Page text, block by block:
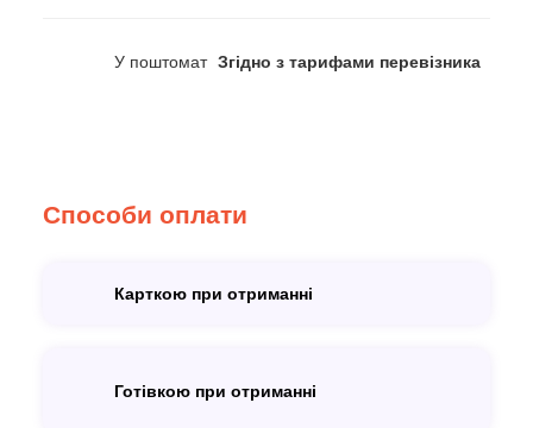
У поштомат Згідно з тарифами перевізника
Способи оплати
Карткою при отриманні
Готівкою при отриманні